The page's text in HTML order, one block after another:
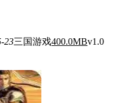
23三国游戏400.0MBv1.0